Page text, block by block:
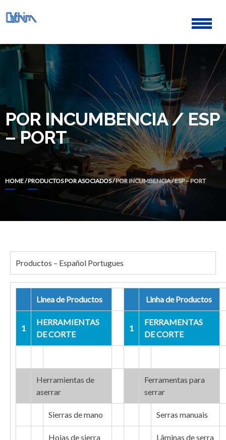
FABRICANTES DE
HERRAMIENTAS,
INSTRUMENTOS DE
MEDICIÓN, MOLDES Y
MATRICES.
POR INCUMBENCIA / ESP
– PORT
HOME/PRODUCTOS POR ASOCIADOS/POR INCUMBENCIA / ESP – PORT
Productos – Español Portugues
Linea de Productos Linha de Productos
1
HERRAMIENTAS
DE CORTE
1
FERRAMENTAS
DE CORTE
Herramientas de
aserrar
Ferramentas para
serrar
Sierras de mano Serras manuais
Hojas de sierra Lâminas de serra